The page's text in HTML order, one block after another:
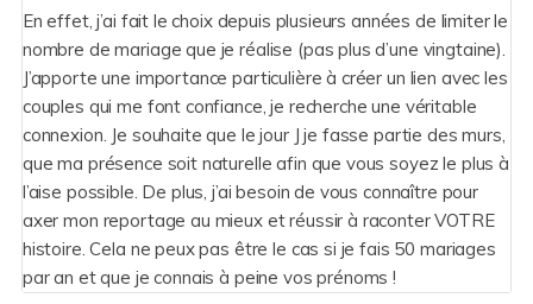
En effet, j’ai fait le choix depuis plusieurs années de limiter le
nombre de mariage que je réalise (pas plus d’une vingtaine).
J’apporte une importance particulière à créer un lien avec les
couples qui me font confiance, je recherche une véritable
connexion. Je souhaite que le jour J je fasse partie des murs,
que ma présence soit naturelle afin que vous soyez le plus à
l’aise possible. De plus, j’ai besoin de vous connaître pour
axer mon reportage au mieux et réussir à raconter VOTRE
histoire. Cela ne peux pas être le cas si je fais 50 mariages
par an et que je connais à peine vos prénoms !